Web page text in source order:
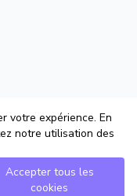
votre expérience. En
notre utilisation des
Accepter tous les
cookies